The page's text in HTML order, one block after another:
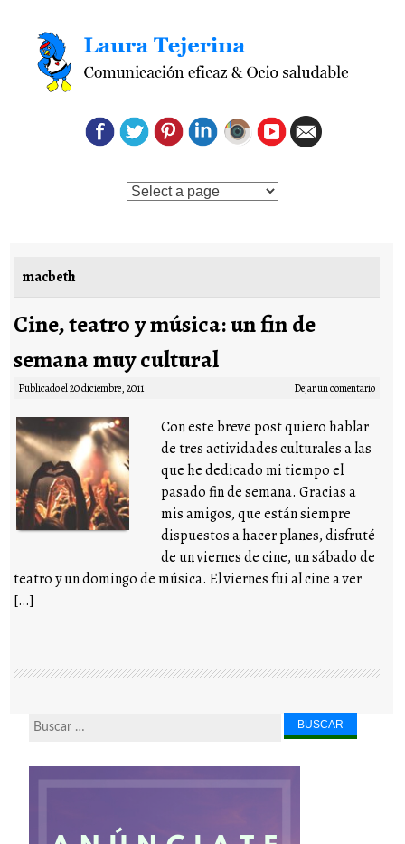
Saltar al contenido
macbeth
Cine, teatro y música: un fin de
semana muy cultural
Publicado el20 diciembre, 2011 Dejar un comentario
Con este breve post quiero hablar
de tres actividades culturales a las
que he dedicado mi tiempo el
pasado fin de semana. Gracias a
mis amigos, que están siempre
dispuestos a hacer planes, disfruté
de un viernes de cine, un sábado de
teatro y un domingo de música. El viernes fui al cine a ver
[…]
Buscar...